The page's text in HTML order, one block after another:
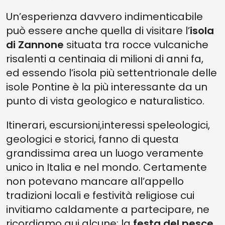
Un’esperienza davvero indimenticabile
può essere anche quella di visitare l’isola
di Zannone situata tra rocce vulcaniche
risalenti a centinaia di milioni di anni fa,
ed essendo l’isola più settentrionale delle
isole Pontine è la più interessante da un
punto di vista geologico e naturalistico.
Itinerari, escursioni,interessi speleologici,
geologici e storici, fanno di questa
grandissima area un luogo veramente
unico in Italia e nel mondo. Certamente
non potevano mancare all’appello
tradizioni locali e festività religiose cui
invitiamo caldamente a partecipare, ne